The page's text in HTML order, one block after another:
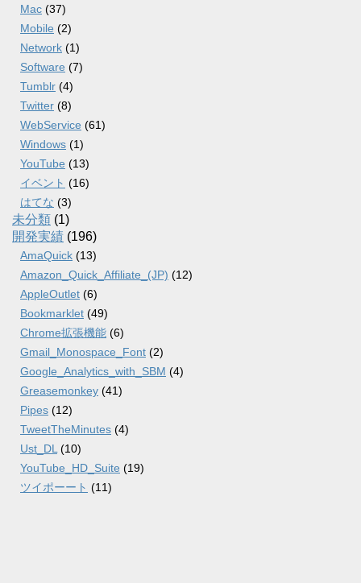
Mac (37)
Mobile (2)
Network (1)
Software (7)
Tumblr (4)
Twitter (8)
WebService (61)
Windows (1)
YouTube (13)
イベント (16)
はてな (3)
未分類 (1)
開発実績 (196)
AmaQuick (13)
Amazon_Quick_Affiliate_(JP) (12)
AppleOutlet (6)
Bookmarklet (49)
Chrome拡張機能 (6)
Gmail_Monospace_Font (2)
Google_Analytics_with_SBM (4)
Greasemonkey (41)
Pipes (12)
TweetTheMinutes (4)
Ust_DL (10)
YouTube_HD_Suite (19)
ツイポーート (11)